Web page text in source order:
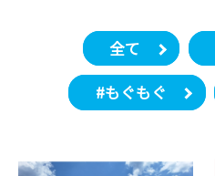
全て
#もぐもぐ